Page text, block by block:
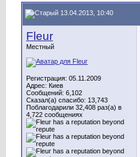
13.04.2013, 10:40
Fleur
Местный
Регистрация: 05.11.2009
Адрес: Киев
Сообщений: 6,102
Сказал(а) спасибо: 13,743
Поблагодарили 32,408 раз(а) в
4,722 сообщениях